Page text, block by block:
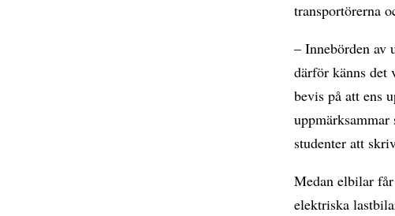
transportörerna
– Innebörden av
därför känns det
bevis på att ens
studenter att
Medan elbilar
elektriska